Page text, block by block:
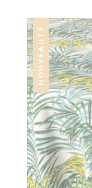
NOUVEAUTÉ